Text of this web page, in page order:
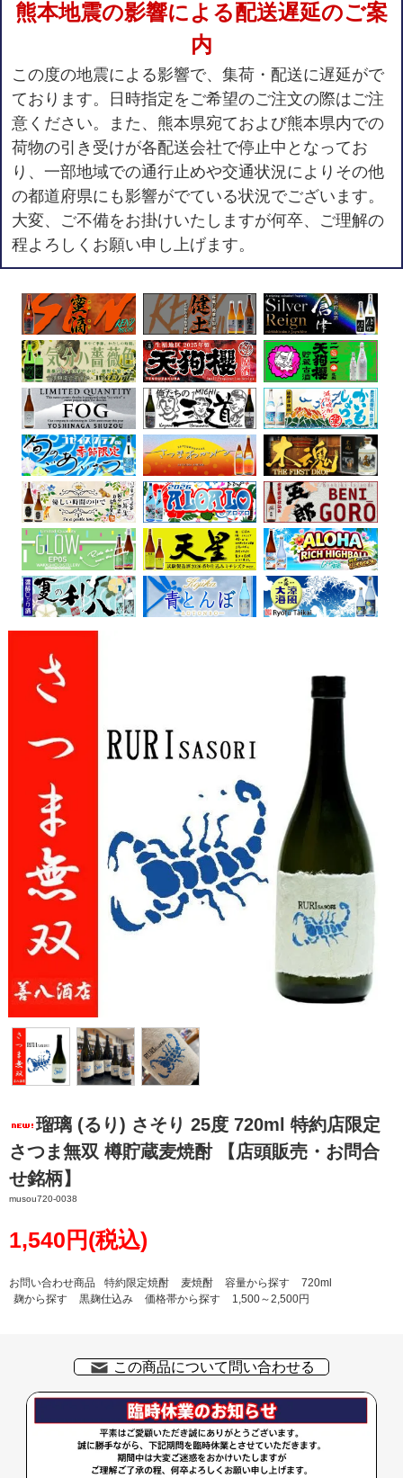
熊本地震の影響による配送遅延のご案
内
この度の地震による影響で、集荷・配送に遅延がで
ております。日時指定をご希望のご注文の際はご注
意ください。また、熊本県宛ておよび熊本県内での
荷物の引き受けが各配送会社で停止中となってお
り、一部地域での通行止めや交通状況によりその他
の都道府県にも影響がでている状況でございます。
大変、ご不備をお掛けいたしますが何卒、ご理解の
程よろしくお願い申し上げます。
瑠璃 (るり) さそり 25度 720ml 特約店限定
さつま無双 樽貯蔵麦焼酎 【店頭販売・お問合
せ銘柄】
musou720-0038
1,540円(税込)
お問い合わせ商品 特約限定焼酎 麦焼酎 容量から探す
720ml
麹から探す
黒麹仕込み 価格帯から探す 1,500～2,500円
この商品について問い合わせる